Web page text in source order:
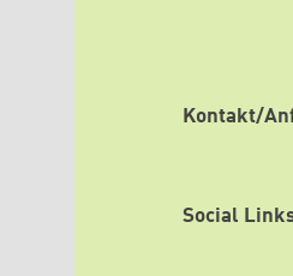
Kontakt/
Social